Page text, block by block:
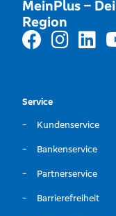
MeinPlus –
Region
Service
Kundenservice
Bankenservice
Partnerservice
Barrierefreiheit